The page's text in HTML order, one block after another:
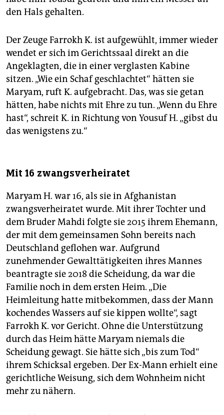
den Hals gehalten.
Der Zeuge Farrokh K. ist aufgewühlt, immer wieder
wendet er sich im Gerichtssaal direkt an die
Angeklagten, die in einer verglasten Kabine
sitzen. „Wie ein Schaf geschlachtet“ hätten sie
Maryam, ruft K. aufgebracht. Das, was sie getan
hätten, habe nichts mit Ehre zu tun. „Wenn du Ehre
hast“, schreit K. in Richtung von Yousuf H. „gibst du
das wenigstens zu.“
Mit 16 zwangsverheiratet
Maryam H. war 16, als sie in Afghanistan
zwangsverheiratet wurde. Mit ihrer Tochter und
dem Bruder Mahdi folgte sie 2015 ihrem Ehemann,
der mit dem gemeinsamen Sohn bereits nach
Deutschland geflohen war. Aufgrund
zunehmender Gewalttätigkeiten ihres Mannes
beantragte sie 2018 die Scheidung, da war die
Familie noch in dem ersten Heim. „Die
Heimleitung hatte mitbekommen, dass der Mann
kochendes Wassers auf sie kippen wollte“, sagt
Farrokh K. vor Gericht. Ohne die Unterstützung
durch das Heim hätte Maryam niemals die
Scheidung gewagt. Sie hätte sich „bis zum Tod“
ihrem Schicksal ergeben. Der Ex-Mann erhielt eine
gerichtliche Weisung, sich dem Wohnheim nicht
mehr zu nähern.